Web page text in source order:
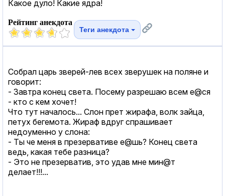
Какое дуло! Какие ядра!
Рейтинг анекдота
Теги анекдота
Собрал царь зверей-лев всех зверушек на поляне и
говорит:
- Завтра конец света. Посему разрешаю всем е@ся
- кто с кем хочет!
Что тут началось... Слон прет жирафа, волк зайца,
петух бегемота. Жираф вдруг спрашивает
недоуменно у слона:
- Ты че меня в презервативе е@шь? Конец света
ведь, какая тебе разница?
- Это не презерватив, это удав мне мин@т
делает!!!...